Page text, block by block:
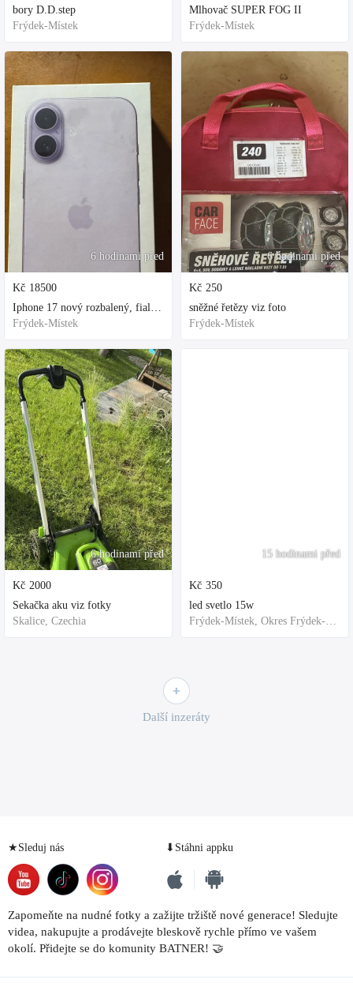
bory D.D.step
Frýdek-Místek
6 hodinami před
Kč 18500
Iphone 17 nový rozbalený, fialová, ochranne sklo a obal kupovane za 800
Frýdek-Místek
6 hodinami před
Kč 2000
Sekačka aku viz fotky
Skalice, Czechia
Mlhovač SUPER FOG II
Frýdek-Místek
6 hodinami před
Kč 250
sněžné řetězy viz foto
Frýdek-Místek
15 hodinami před
Kč 350
led svetlo 15w
Frýdek-Místek, Okres Frýdek-Místek, Česko
Další inzeráty
★Sleduj nás ⬇Stáhni appku
Zapomeňte na nudné fotky a zažijte tržiště nové generace! Sledujte
videa, nakupujte a prodávejte bleskově rychle přímo ve vašem
okolí. Přidejte se do komunity BATNER! 🤝